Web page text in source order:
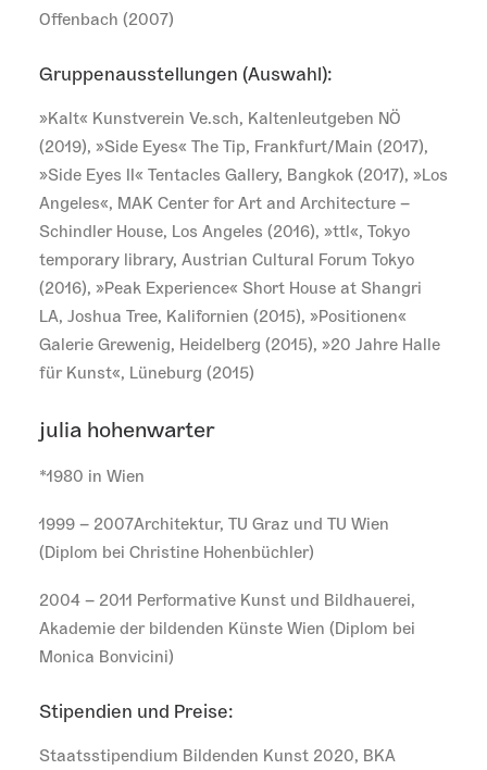
Offenbach (2007)
Gruppenausstellungen (Auswahl):
»Kalt« Kunstverein Ve.sch, Kaltenleutgeben NÖ
(2019), »Side Eyes« The Tip, Frankfurt/Main (2017),
»Side Eyes II« Tentacles Gallery, Bangkok (2017), »Los
Angeles«, MAK Center for Art and Architecture –
Schindler House, Los Angeles (2016), »ttl«, Tokyo
temporary library, Austrian Cultural Forum Tokyo
(2016), »Peak Experience« Short House at Shangri
LA, Joshua Tree, Kalifornien (2015), »Positionen«
Galerie Grewenig, Heidelberg (2015), »20 Jahre Halle
für Kunst«, Lüneburg (2015)
julia hohenwarter
*1980 in Wien
1999 – 2007Architektur, TU Graz und TU Wien
(Diplom bei Christine Hohenbüchler)
2004 – 2011 Performative Kunst und Bildhauerei,
Akademie der bildenden Künste Wien (Diplom bei
Monica Bonvicini)
Stipendien und Preise:
Staatsstipendium Bildenden Kunst 2020, BKA